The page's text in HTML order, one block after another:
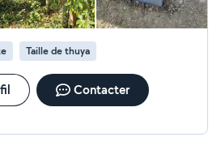
Taille de thuya
Contacter